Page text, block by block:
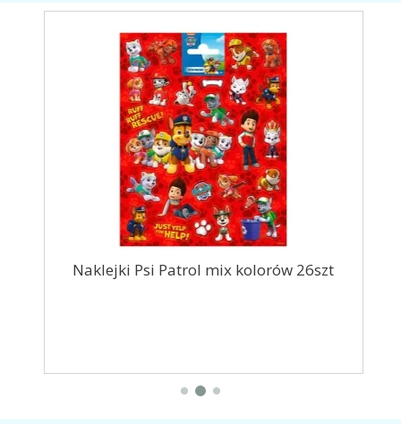
Naklejki Psi Patrol mix kolorów 26szt